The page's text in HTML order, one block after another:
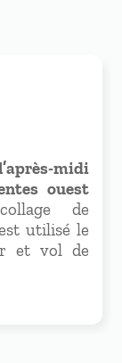
midi
ouest
de
utilisé le
et vol de